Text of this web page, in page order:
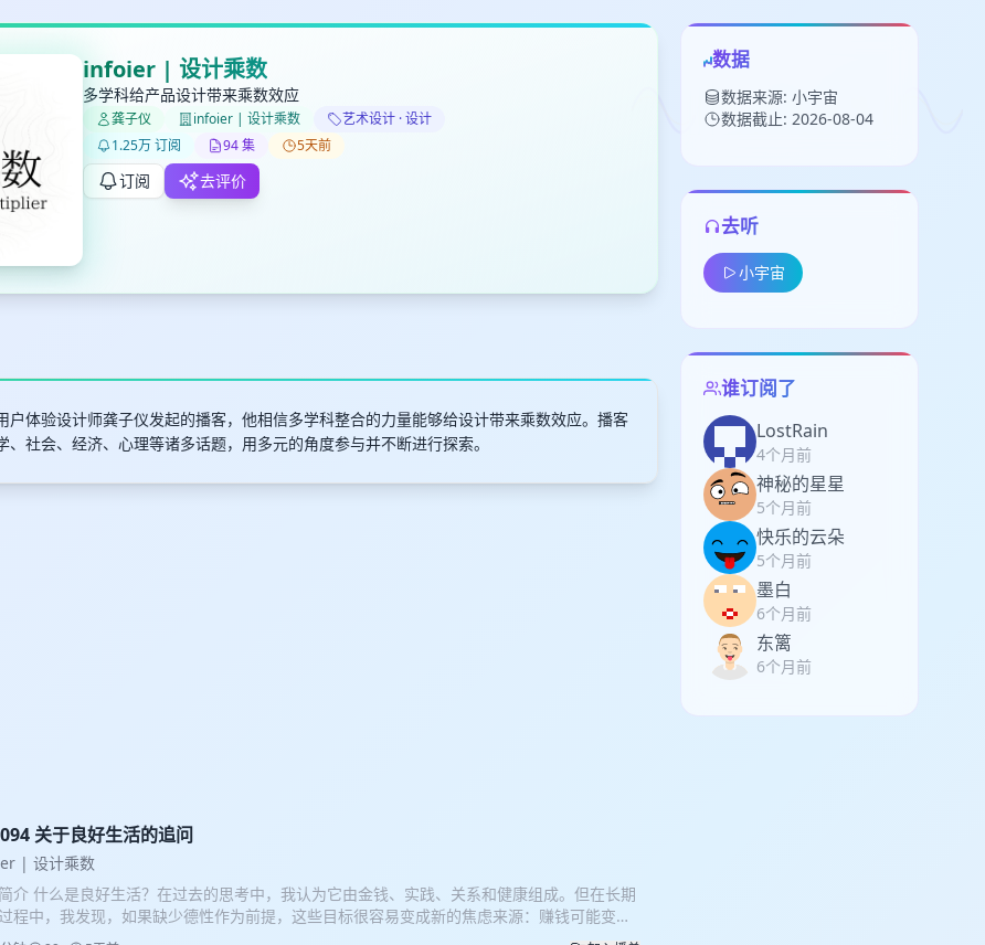
infoier | 设计乘数
多学科给产品设计带来乘数效应
龚子仪 infoier | 设计乘数
艺术设计 · 设计
1.25万 订阅
94 集 5天前
订阅 去评价
户体验设计师龚子仪发起的播客，他相信多学科整合的力量能够给设计带来乘数效应。播客
、社会、经济、心理等诸多话题，用多元的角度参与并不断进行探索。
关于良好生活的追问
| 设计乘数
介 什么是良好生活？在过去的思考中，我认为它由金钱、实践、关系和健康组成。但在长期
程中，我发现，如果缺少德性作为前提，这些目标很容易变成新的焦虑来源：赚钱可能变成
家庭可能变成任务，成长可能变成自我证明。 因此，我重新整理了自己的良好生活框架：以
数据
数据来源: 小宇宙
数据截止: 2026-08-04
去听
小宇宙
谁订阅了
LostRain
4个月前
神秘的星星
5个月前
快乐的云朵
5个月前
墨白
6个月前
东篱
6个月前
打分
键盘下留人
高
删除确认
加入播单